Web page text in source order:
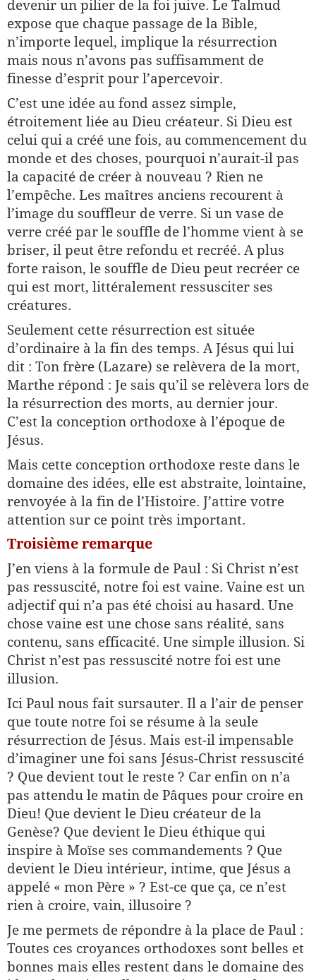
devenir un pilier de la foi juive. Le Talmud
expose que chaque passage de la Bible,
n’importe lequel, implique la résurrection
mais nous n’avons pas suffisamment de
finesse d’esprit pour l’apercevoir.
C’est une idée au fond assez simple,
étroitement liée au Dieu créateur. Si Dieu est
celui qui a créé une fois, au commencement du
monde et des choses, pourquoi n’aurait-il pas
la capacité de créer à nouveau ? Rien ne
l’empêche. Les maîtres anciens recourent à
l’image du souffleur de verre. Si un vase de
verre créé par le souffle de l’homme vient à se
briser, il peut être refondu et recréé. A plus
forte raison, le souffle de Dieu peut recréer ce
qui est mort, littéralement ressusciter ses
créatures.
Seulement cette résurrection est située
d’ordinaire à la fin des temps. A Jésus qui lui
dit : Ton frère (Lazare) se relèvera de la mort,
Marthe répond : Je sais qu’il se relèvera lors de
la résurrection des morts, au dernier jour.
C’est la conception orthodoxe à l’époque de
Jésus.
Mais cette conception orthodoxe reste dans le
domaine des idées, elle est abstraite, lointaine,
renvoyée à la fin de l’Histoire. J’attire votre
attention sur ce point très important.
Troisième remarque
J’en viens à la formule de Paul : Si Christ n’est
pas ressuscité, notre foi est vaine. Vaine est un
adjectif qui n’a pas été choisi au hasard. Une
chose vaine est une chose sans réalité, sans
contenu, sans efficacité. Une simple illusion. Si
Christ n’est pas ressuscité notre foi est une
illusion.
Ici Paul nous fait sursauter. Il a l’air de penser
que toute notre foi se résume à la seule
résurrection de Jésus. Mais est-il impensable
d’imaginer une foi sans Jésus-Christ ressuscité
? Que devient tout le reste ? Car enfin on n’a
pas attendu le matin de Pâques pour croire en
Dieu! Que devient le Dieu créateur de la
Genèse? Que devient le Dieu éthique qui
inspire à Moïse ses commandements ? Que
devient le Dieu intérieur, intime, que Jésus a
appelé « mon Père » ? Est-ce que ça, ce n’est
rien à croire, vain, illusoire ?
Je me permets de répondre à la place de Paul :
Toutes ces croyances orthodoxes sont belles et
bonnes mais elles restent dans le domaine des